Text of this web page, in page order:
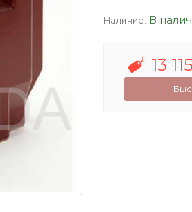
Наличие: В
13